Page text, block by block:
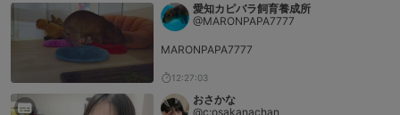
愛知カピバラ飼育養成所
@MARONPAPA7777
MARONPAPA7777
12:27:03
おさかな
@c:osakanachan